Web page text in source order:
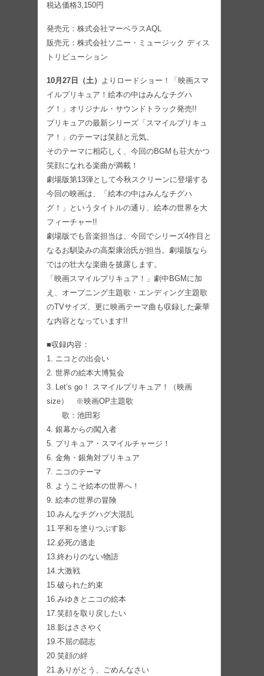
税込価格3,150円
発売元：株式会社マーベラスAQL
販売元：株式会社ソニー・ミュージック ディス
トリビューション
10月27日（土） よりロードショー！「映画スマ
イルプリキュア！絵本の中はみんなチグハ
グ！」オリジナル・サウンドトラック発売!!
プリキュアの最新シリーズ「スマイルプリキュ
ア！」のテーマは笑顔と元気。
そのテーマに相応しく、今回のBGMも荘大かつ
笑顔になれる楽曲が満載！
劇場版第13弾として今秋スクリーンに登場する
今回の映画は、「絵本の中はみんなチグハ
グ！」というタイトルの通り、絵本の世界を大
フィーチャー!!
劇場版でも音楽担当は、今回でシリーズ4作目と
なるお馴染みの高梨康治氏が担当。劇場版なら
ではの壮大な楽曲を披露します。
「映画スマイルプリキュア！」劇中BGMに加
え、オープニング主題歌・エンディング主題歌
のTVサイズ、更に映画テーマ曲も収録した豪華
な内容となっています!!
■収録内容：
1. ニコとの出会い
2. 世界の絵本大博覧会
3. Let’s go！ スマイルプリキュア！（映画
size） ※映画OP主題歌
歌：池田彩
4. 銀幕からの闖入者
5. プリキュア・スマイルチャージ！
6. 金角・銀角対プリキュア
7. ニコのテーマ
8. ようこそ絵本の世界へ！
9. 絵本の世界の冒険
10.みんなチグハグ大混乱
11.平和を塗りつぶす影
12.必死の逃走
13.終わりのない物語
14.大激戦
15.破られた約束
16.みゆきとニコの絵本
17.笑顔を取り戻したい
18.影はささやく
19.不屈の闘志
20.笑顔の絆
21.ありがとう、ごめんなさい